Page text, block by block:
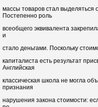
массы товаров стал выделяться
Постепенно роль
всеобщего эквивалента
и
стало деньгами. Поскольку
капиталиста есть результат
Английская
классическая школа не могла
признания
нарушения закона стоимости: